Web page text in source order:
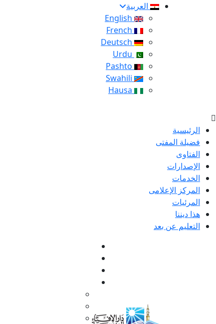
العربية
الرئيسية
فضيلة المفتى
الفتاوى
الإصدارات
الخدمات
المركز الإعلامى
المرئيات
هذا ديننا
التعليم عن بعد